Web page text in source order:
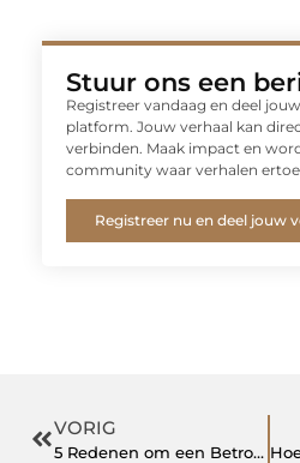
Stuur ons een
Registreer vandaag en deel
platform. Jouw verhaal kan
verbinden. Maak impact en
community waar verhalen
Registreer nu en deel jouw
VORIG
5 Redenen om een Betrouwbaar Klusbedrijf in Wageningen in te schakelen